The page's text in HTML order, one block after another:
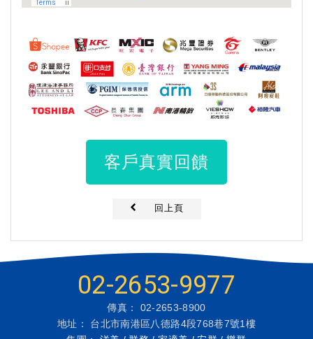
客戶真實回饋
回上頁
02-2653-9977
傳真： 02-2653-8900
地址： 台北市南港區八德路4段768巷7號1樓